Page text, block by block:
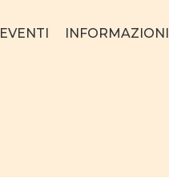
EVENTI INFORMAZIONI